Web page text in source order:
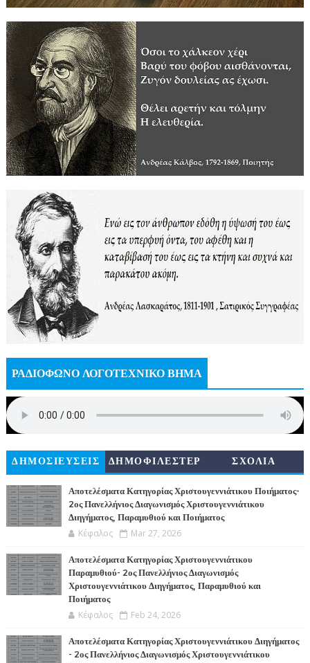
ΡΑΔΙΟΦΩΝΟ ΛΟΓΟΤΕΧΝΙΚΟ ΒΗΜΑ
ΔΗΜΟΣΙΕΥΣΕΙΣ
ΔΗΜΟΦΙΛΕΣΤΕΡ
ΣΧΟΛΙΑ
Αποτελέσματα Κατηγορίας Χριστουγεννιάτικου Ποιήματος-
2ος Πανελλήνιος Διαγωνισμός Χριστουγεννιάτικου
Διηγήματος, Παραμυθιού και Ποιήματος
Κέφαλος Mar 27, 2026
Αποτελέσματα Κατηγορίας Χριστουγεννιάτικου
Παραμυθιού- 2ος Πανελλήνιος Διαγωνισμός
Χριστουγεννιάτικου Διηγήματος, Παραμυθιού και
Ποιήματος
Κέφαλος Feb 24, 2026
Αποτελέσματα Κατηγορίας Χριστουγεννιάτικου Διηγήματος
- 2ος Πανελλήνιος Διαγωνισμός Χριστουγεννιάτικου